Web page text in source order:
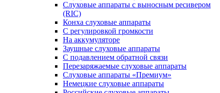
Слуховые аппараты с выносным ресивером
(RIC)
Конха слуховые аппараты
С регулировкой громкости
На аккумуляторе
Заушные слуховые аппараты
C подавлением обратной связи
Перезаряжаемые слуховые аппараты
Слуховые аппараты «Премиум»
Немецкие слуховые аппараты